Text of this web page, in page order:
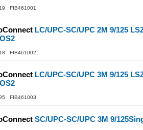
FIB461001
LC/UPC-SC/UPC 2M 9/125
FIB461002
LC/UPC-SC/UPC 3M 9/125
FIB461003
SC/UPC-SC/UPC 3M 9/